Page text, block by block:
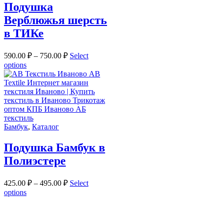
Подушка
Верблюжья шерсть
в ТИКе
590.00 ₽ – 750.00 ₽ Select
options
Бамбук, Каталог
Подушка Бамбук в
Полиэстере
425.00 ₽ – 495.00 ₽ Select
options